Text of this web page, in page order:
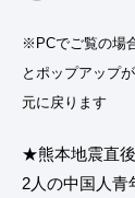
※PCでご覧の場
とポップアップ
元に戻ります
★熊本地震直後
2人の中国人青